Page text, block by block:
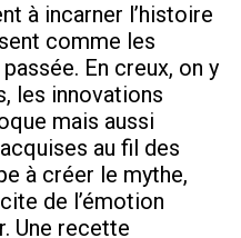
à incarner l’histoire
comme les
En creux, on y
les innovations
mais aussi
au fil des
à créer le mythe,
de l’émotion
Une recette